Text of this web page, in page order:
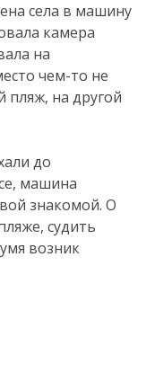
села в машину
камера
на
чем-то не
пляж, на другой
до
машина
знакомой. О
судить
возник